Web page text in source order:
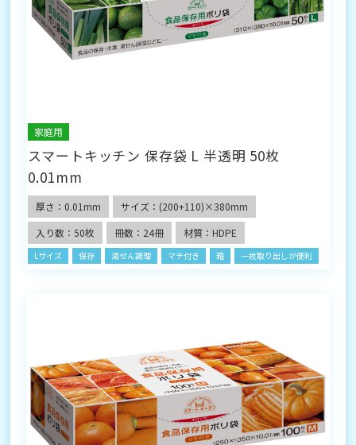
家庭用
スマートキッチン 保存袋 L 半透明 50枚
0.01mm
厚さ：0.01mm
サイズ：(200+110)×380mm
入り数：50枚
冊数：24冊 材質：HDPE
Lサイズ 保存 湯せん調理 マチ付き 箱 一枚取り出しが便利